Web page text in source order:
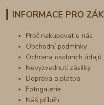
INFORMACE PRO
Proč nakupovat u nás
Obchodní podmínky
Ochrana osobních údajů
Nevyzvednutí zásilky
Doprava a platba
Fotogalerie
Náš příběh